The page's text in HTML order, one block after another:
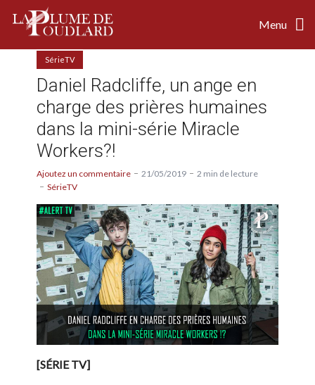
Menu
SérieTV
Daniel Radcliffe, un ange en
charge des prières humaines
dans la mini-série Miracle
Workers?!
Ajoutez un commentaire 21/05/2019
2 min de lecture
SérieTV
[SÉRIE TV]